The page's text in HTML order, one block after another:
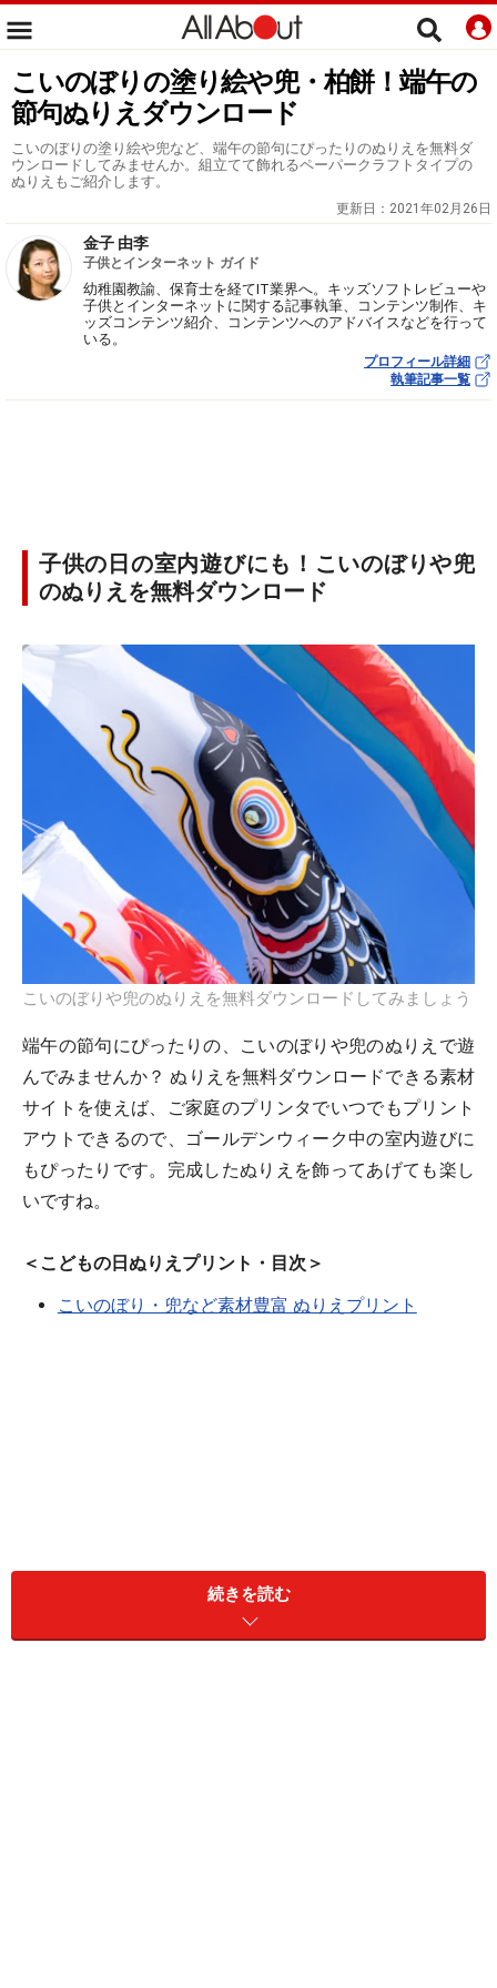
こいのぼりの塗り絵や兜・柏餅！端午の
節句ぬりえダウンロード
こいのぼりの塗り絵や兜など、端午の節句にぴったりのぬりえを無料ダ
ウンロードしてみませんか。組立てて飾れるペーパークラフトタイプの
ぬりえもご紹介します。
更新日： 2021年02月26日
金子 由李
子供とインターネット ガイド
幼稚園教諭、保育士を経てIT業界へ。キッズソフトレビューや
子供とインターネットに関する記事執筆、コンテンツ制作、キ
ッズコンテンツ紹介、コンテンツへのアドバイスなどを行って
いる。
プロフィール詳細
執筆記事一覧
子供の日の室内遊びにも！こいのぼりや兜
のぬりえを無料ダウンロード
こいのぼりや兜のぬりえを無料ダウンロードしてみましょう
端午の節句にぴったりの、こいのぼりや兜のぬりえで遊
んでみませんか？ ぬりえを無料ダウンロードできる素材
サイトを使えば、ご家庭のプリンタでいつでもプリント
アウトできるので、ゴールデンウィーク中の室内遊びに
もぴったりです。完成したぬりえを飾ってあげても楽し
いですね。
＜こどもの日ぬりえプリント・目次＞
こいのぼり・兜など素材豊富 ぬりえプリント
続きを読む